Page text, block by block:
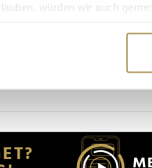
würden wir auch gerne:
darüber, wie Ihre
um Inhalte und
Partner für soziale
mit weiteren Daten